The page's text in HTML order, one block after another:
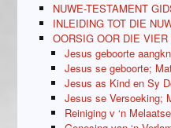
NUWE-TESTAMENT
INLEIDING TOT DIE
OORSIG OOR DIE
Jesus geboorte
Jesus se geboorte;
Jesus as Kind en Sy
Jesus se Versoeking;
Reiniging v ‘n